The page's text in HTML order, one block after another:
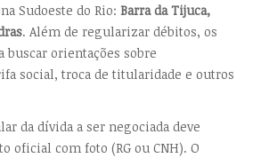
Sudoeste do Rio: Barra da Tijuca,
. Além de regularizar débitos, os
buscar orientações sobre
social, troca de titularidade e outros
da dívida a ser negociada deve
oficial com foto (RG ou CNH). O